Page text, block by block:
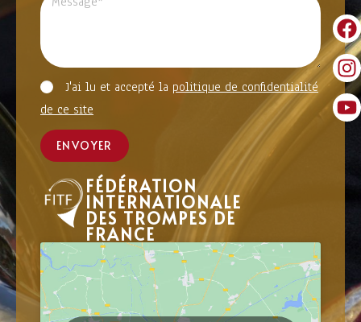
J'ai lu et accepté la politique de confidentialité
de ce site
ENVOYER
FÉDÉRATION
INTERNATIONALE
DES TROMPES DE
FRANCE